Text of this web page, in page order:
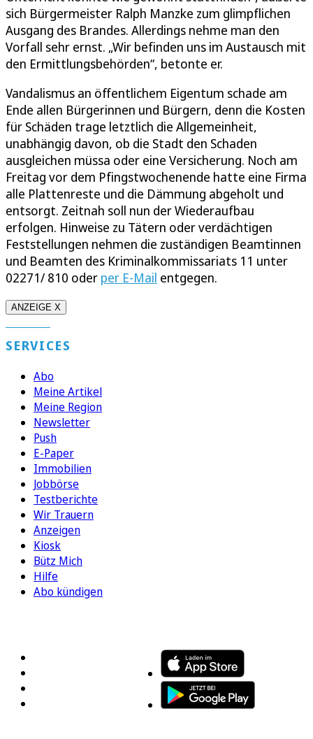
sich Bürgermeister Ralph Manzke zum glimpflichen
Ausgang des Brandes. Allerdings nehme man den
Vorfall sehr ernst. „Wir befinden uns im Austausch mit
den Ermittlungsbehörden“, betonte er.
Vandalismus an öffentlichem Eigentum schade am
Ende allen Bürgerinnen und Bürgern, denn die Kosten
für Schäden trage letztlich die Allgemeinheit,
unabhängig davon, ob die Stadt den Schaden
ausgleichen müssa oder eine Versicherung. Noch am
Freitag vor dem Pfingstwochenende hatte eine Firma
alle Plattenreste und die Dämmung abgeholt und
entsorgt. Zeitnah soll nun der Wiederaufbau
erfolgen. Hinweise zu Tätern oder verdächtigen
Feststellungen nehmen die zuständigen Beamtinnen
und Beamten des Kriminalkommissariats 11 unter
02271/ 810 oder per E-Mail entgegen.
ANZEIGE X
SERVICES
Abo
Meine Artikel
Meine Region
Newsletter
Push
E-Paper
Immobilien
Jobbörse
Testberichte
Wir Trauern
Anzeigen
Kiosk
Bütz Mich
Hilfe
Abo kündigen